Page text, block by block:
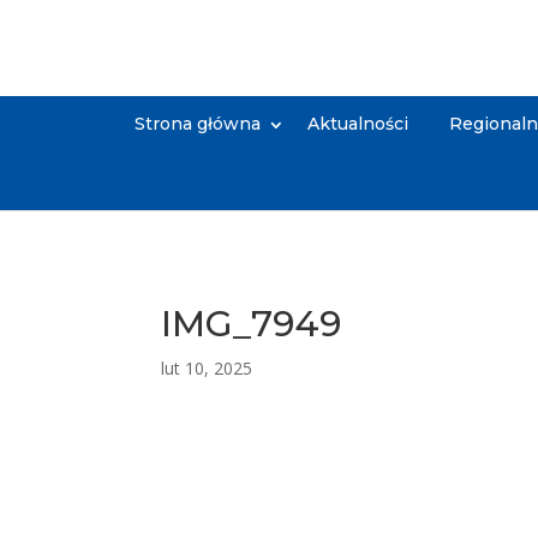
Strona główna Aktualności
IMG_7949
lut 10, 2025